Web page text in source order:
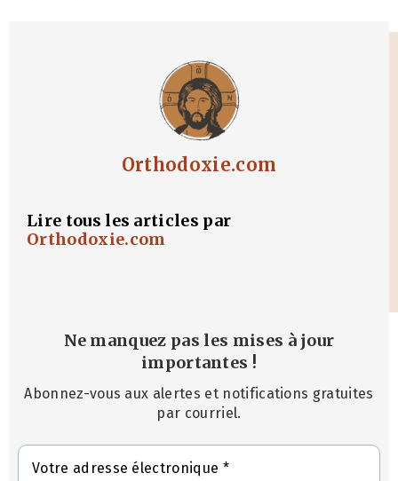
Orthodoxie.com
Lire tous les articles par
Orthodoxie.com
Ne manquez pas les mises à jour
importantes !
Abonnez-vous aux alertes et notifications gratuites
par courriel.